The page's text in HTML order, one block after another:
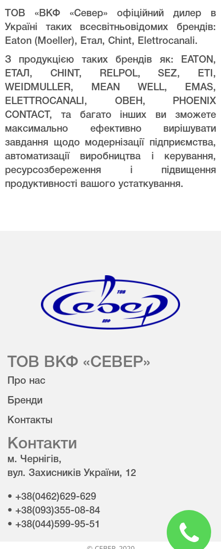
ТОВ «ВКФ «Север» офіційний дилер в
Україні таких всесвітньовідомих брендів:
Eaton (Moeller), Етал, Chint, Elettrocanali.
З продукцією таких брендів як: EATON,
ЕТАЛ, CHINT, RELPOL, SEZ, ETI,
WEIDMULLER, MEAN WELL, EMAS,
ELETTROCANALI, ОВЕН, PHOENIX
CONTACT, та багато інших ви зможете
максимально ефективно вирішувати
завдання щодо модернізації підприємства,
автоматизації виробництва і керування,
ресурсозбереження і підвищення
продуктивності вашого устаткування.
ТОВ ВКФ «СЕВЕР»
Про нас
Бренди
Контакты
Контакти
м. Чернігів,
вул. Захисників України, 12
• +38(0462)629-629
• +38(093)355-08-84
• +38(044)599-95-51